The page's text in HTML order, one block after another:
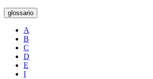
glossario
A
B
C
D
E
I